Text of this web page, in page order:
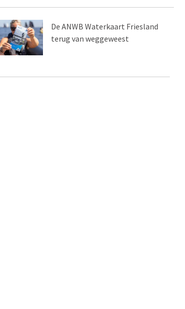
De ANWB Waterkaart Friesland
terug van weggeweest